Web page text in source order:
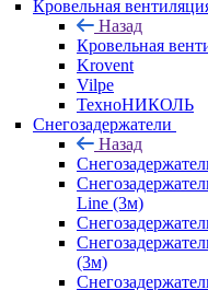
Кровельная
Назад
Кровельная
Krovent
Vilpe
ТехноНИКОЛЬ
Снегозадержатели
Назад
Line (3м)
(3м)